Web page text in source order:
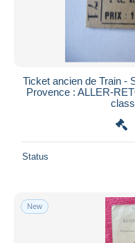
Ticket ancien de Train -
Provence : ALLER-
Status
New